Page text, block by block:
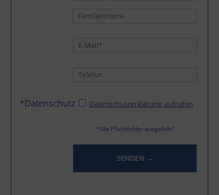
*Datenschutz Datenschutzerklärung aufrufen
*Alle Pflichtfelder ausgefüllt?